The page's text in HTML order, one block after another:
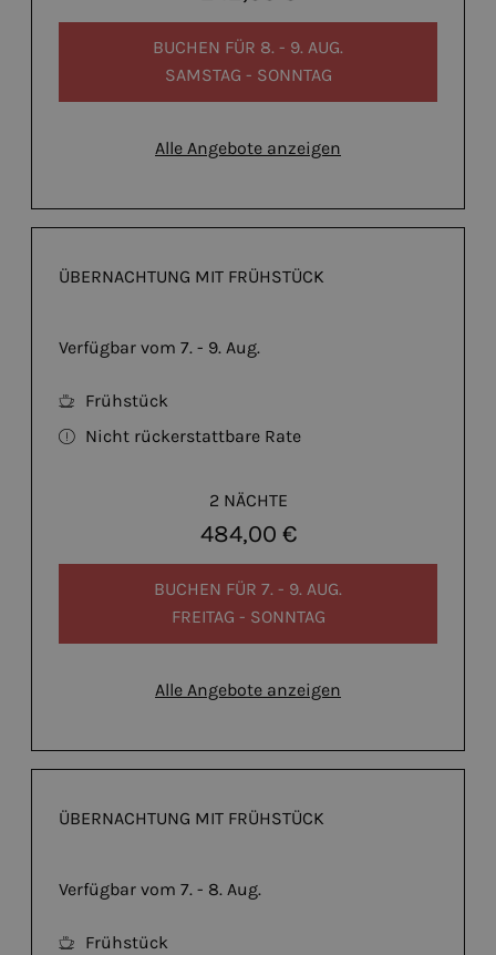
BUCHEN FÜR 8. - 9. AUG.
SAMSTAG - SONNTAG
Alle Angebote anzeigen
ÜBERNACHTUNG MIT FRÜHSTÜCK
Verfügbar vom 7. - 9. Aug.
Frühstück
Nicht rückerstattbare Rate
2 NÄCHTE
484,00 €
BUCHEN FÜR 7. - 9. AUG.
FREITAG - SONNTAG
Alle Angebote anzeigen
ÜBERNACHTUNG MIT FRÜHSTÜCK
Verfügbar vom 7. - 8. Aug.
Frühstück